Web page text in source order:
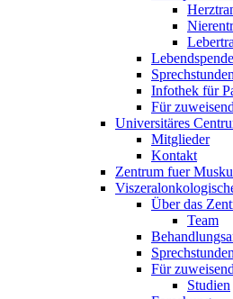
Lebendspende
Sprechstunden
Infothek für
Für
Universitäres
Mitglieder
Kontakt
Zentrum fuer
Über das
Team
Sprechstunden
Für
Studien